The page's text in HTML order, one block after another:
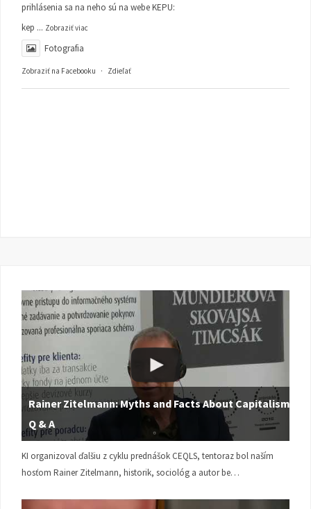
prihlásenia sa na neho sú na webe KEPU:
kep ... Zobraziť viac
Fotografia
Zobraziť na Facebooku · Zdieľať
Rainer Zitelmann: Myths and Facts About Capitalism |
Q & A
KI organizoval ďalšiu z cyklu prednášok CEQLS, tentoraz bol naším
hosťom Rainer Zitelmann, historik, sociológ a autor be…